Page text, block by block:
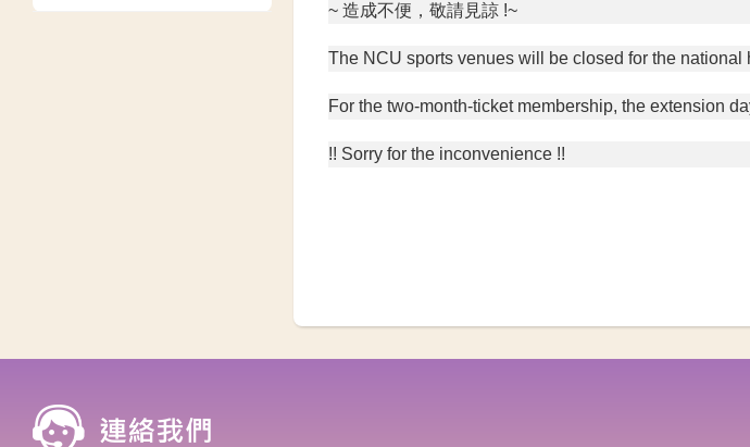
~ 造成不便，敬請見諒 !~
The NCU sports venues will be closed for the national
For the two-month-ticket membership, the extension
!! Sorry for the inconvenience !!